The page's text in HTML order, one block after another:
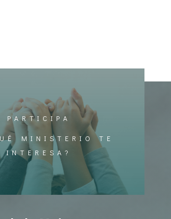
PARTICIPA
MINISTERIO TE
INTERESA?